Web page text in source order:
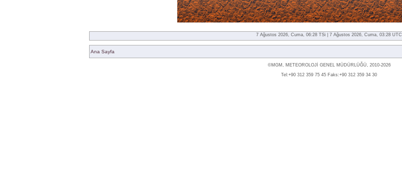
7 Ağustos 2026, Cuma, 06:28 TSi | 7 Ağustos 2026, Cuma, 03:28 UTC
Ana Sayfa
©MGM, METEOROLOJİ GENEL MÜDÜRLÜĞÜ, 2010-2026
Tel:+90 312 359 75 45 Faks:+90 312 359 34 30